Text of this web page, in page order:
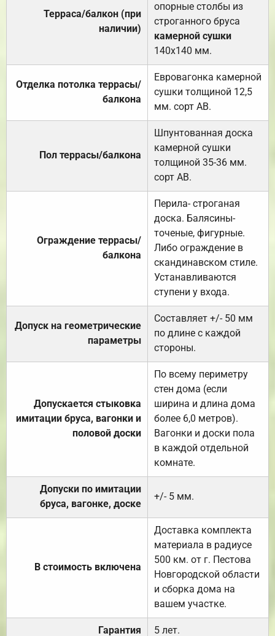
Терраса/балкон (при
наличии)
опорные столбы из
строганного бруса
камерной сушки
140х140 мм.
Отделка потолка террасы/
балкона
Евровагонка камерной
сушки толщиной 12,5
мм. сорт АВ.
Пол террасы/балкона
Шпунтованная доска
камерной сушки
толщиной 35-36 мм.
сорт АВ.
Ограждение террасы/
балкона
Перила- строганая
доска. Балясины-
точеные, фигурные.
Либо ограждение в
скандинавском стиле.
Устанавливаются
ступени у входа.
Допуск на геометрические
параметры
Составляет +/- 50 мм
по длине с каждой
стороны.
Допускается стыковка
имитации бруса, вагонки и
половой доски
По всему периметру
стен дома (если
ширина и длина дома
более 6,0 метров).
Вагонки и доски пола
в каждой отдельной
комнате.
Допуски по имитации
бруса, вагонке, доске
+/- 5 мм.
В стоимость включена
Доставка комплекта
материала в радиусе
500 км. от г. Пестова
Новгородской области
и сборка дома на
вашем участке.
Гарантия 5 лет.